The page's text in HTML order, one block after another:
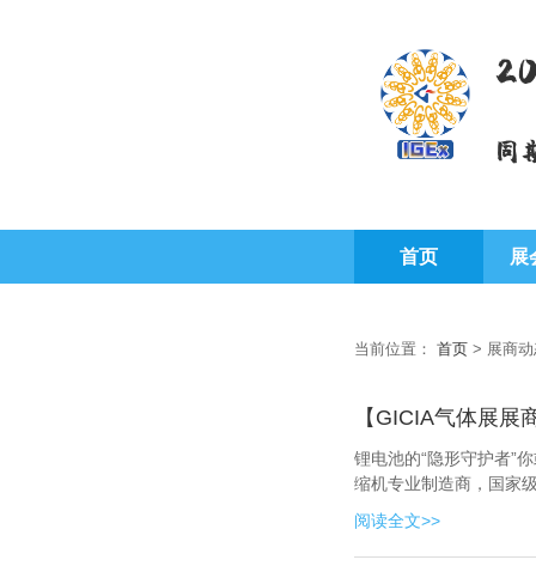
同
首页 展
当前位置： 首页 > 展商
【GICIA气体展
锂电池的“隐形守护者”
缩机专业制造商，国家
阅读全文>>